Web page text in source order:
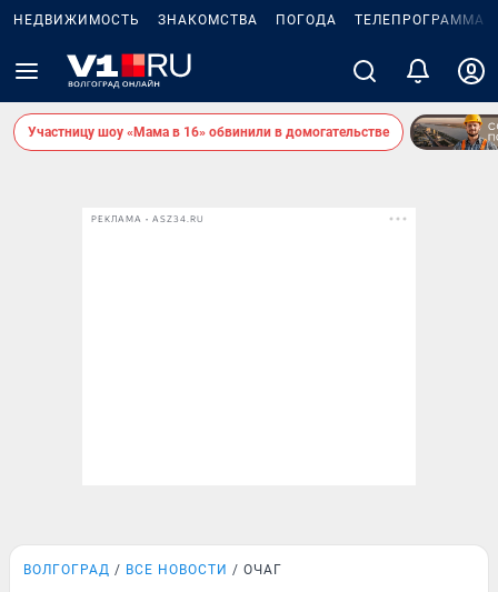
НЕДВИЖИМОСТЬ ЗНАКОМСТВА ПОГОДА ТЕЛЕПРОГРАММА
Участницу шоу «Мама в 16» обвинили в домогательстве
РЕКЛАМА • ASZ34.RU
ВОЛГОГРАД ВСЕ НОВОСТИ ОЧАГ